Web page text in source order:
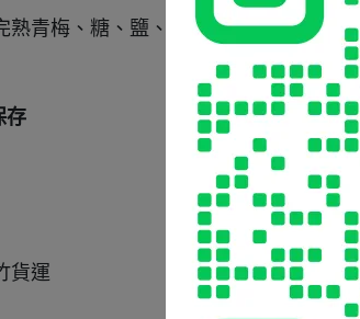
熟青梅、糖、鹽、紫蘇
存
貨運